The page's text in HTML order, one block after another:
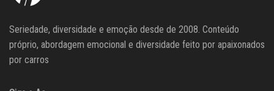
Seriedade, diversidade e emoção desde de 2008. Conteúdo
próprio, abordagem emocional e diversidade feito por apaixonados
por carros